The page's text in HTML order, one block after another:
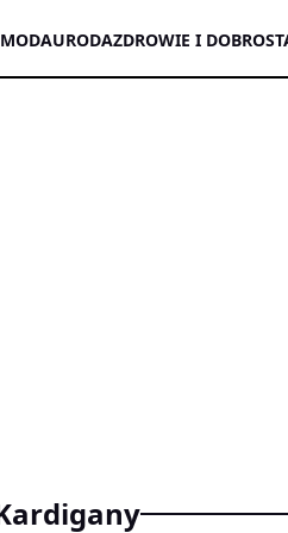
MODAURODAZDROWIE I
kardigany